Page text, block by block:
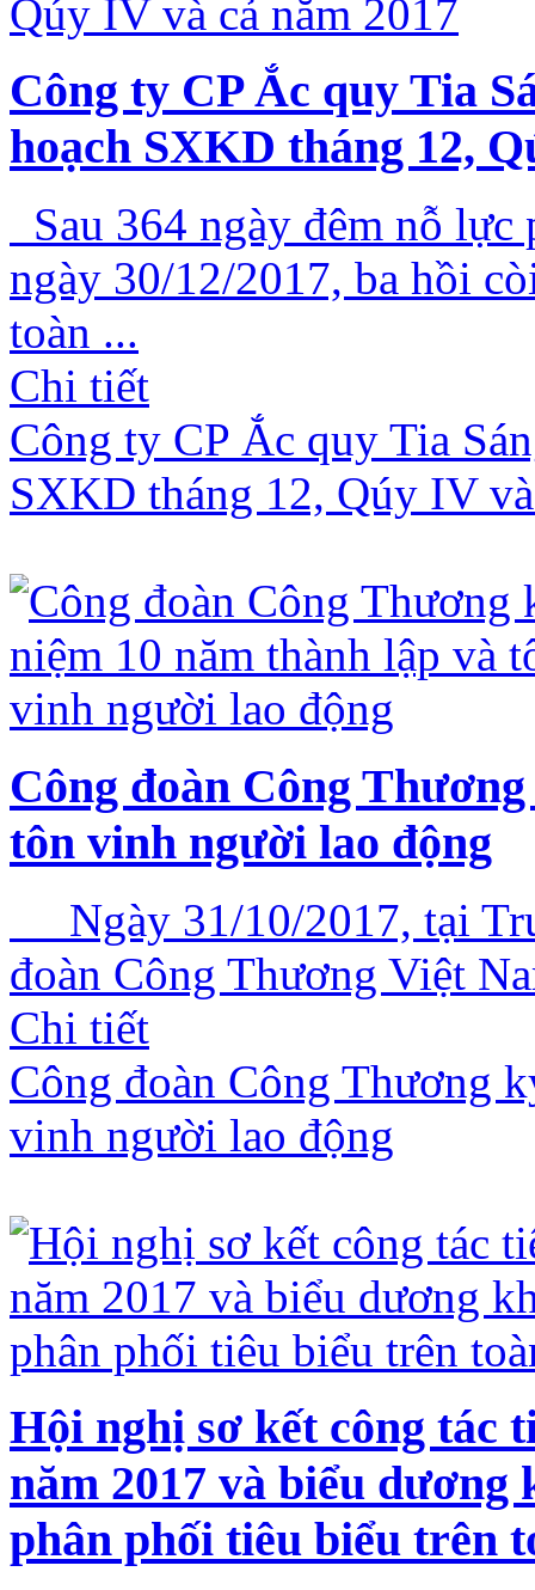
Công ty CP Ắc quy Tia
hoạch SXKD tháng 12,
Sau 364 ngày đêm nỗ lực
ngày 30/12/2017, ba hồi
toàn ...
Chi tiết
Công ty CP Ắc quy Tia
SXKD tháng 12, Qúy IV
Công đoàn Công
tôn vinh người lao động
Ngày 31/10/2017, tại
đoàn Công Thương Việt
Chi tiết
Công đoàn Công Thương
vinh người lao động
Hội nghị sơ kết công tác
năm 2017 và biểu
phân phối tiêu biểu trên